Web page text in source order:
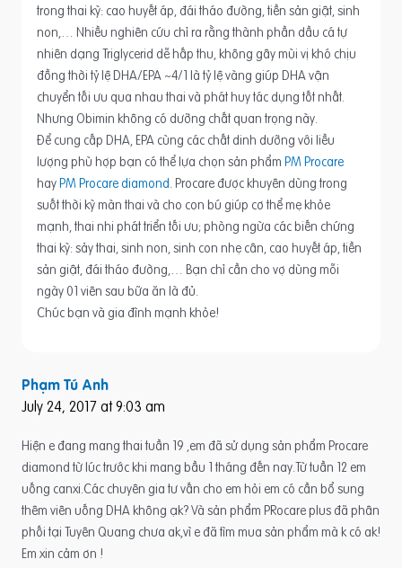
trong thai kỳ: cao huyết áp, đái tháo đường, tiền sản giật, sinh
non,… Nhiều nghiên cứu chỉ ra rằng thành phần dầu cá tự
nhiên dạng Triglycerid dễ hấp thu, không gây mùi vị khó chịu
đồng thời tỷ lệ DHA/EPA ~4/1 là tỷ lệ vàng giúp DHA vận
chuyển tối ưu qua nhau thai và phát huy tác dụng tốt nhất.
Nhưng Obimin không có dưỡng chất quan trọng này.
Để cung cấp DHA, EPA cùng các chất dinh dưỡng với liều
lượng phù hợp bạn có thể lựa chọn sản phẩm PM Procare
hayPM Procare diamond. Procare được khuyên dùng trong
suốt thời kỳ màn thai và cho con bú giúp cơ thể mẹ khỏe
mạnh, thai nhi phát triển tối ưu; phòng ngừa các biến chứng
thai kỳ: sảy thai, sinh non, sinh con nhẹ cân, cao huyết áp, tiền
sản giật, đái tháo đường,… Bạn chỉ cần cho vợ dùng mỗi
ngày 01 viên sau bữa ăn là đủ.
Chúc bạn và gia đình mạnh khỏe!
Phạm Tú Anh
July 24, 2017 at 9:03 am
Hiện e đang mang thai tuần 19 ,em đã sử dụng sản phẩm Procare
diamond từ lúc trước khi mang bầu 1 tháng đến nay.Từ tuần 12 em
uống canxi.Các chuyên gia tư vấn cho em hỏi em có cần bổ sung
thêm viên uống DHA không ạk? Và sản phẩm PRocare plus đã phân
phối tại Tuyên Quang chưa ak,vì e đã tìm mua sản phẩm mà k có ak!
Em xin cảm ơn !